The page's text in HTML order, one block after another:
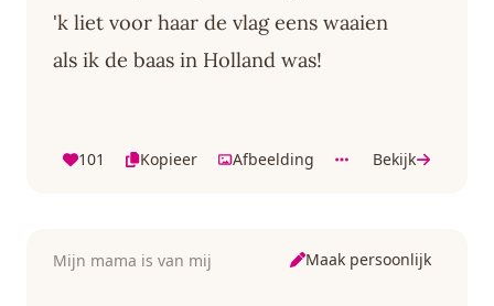
'k liet voor haar de vlag eens waaien
als ik de baas in Holland was!
101 Kopieer Afbeelding Bekijk
Mijn mama is van mij Maak persoonlijk